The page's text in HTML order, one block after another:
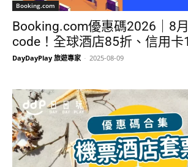
Booking.com
Booking.com優惠碼2026｜8
code！全球酒店85折、信用卡
DayDayPlay 旅遊專家 - 2025-08-09